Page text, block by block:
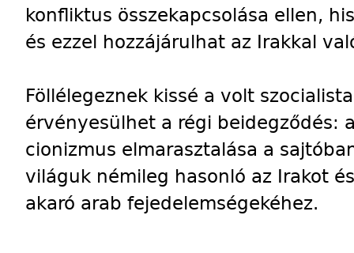
konfliktus összekapcsolása ellen,
és ezzel hozzájárulhat az Irakkal
Föllélegeznek kissé a volt
érvényesülhet a régi beidegződés:
cionizmus elmarasztalása a
világuk némileg hasonló az Irakot
akaró arab fejedelemségekéhez.